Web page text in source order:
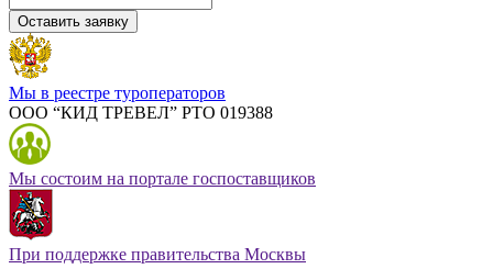
Оставить заявку
Мы в реестре туроператоров
ООО “КИД ТРЕВЕЛ” РТО 019388
Мы состоим на портале госпоставщиков
При поддержке правительства Москвы